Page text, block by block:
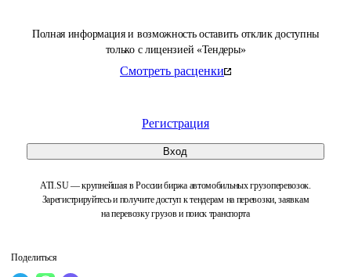
Полная информация и возможность оставить отклик доступны
только с лицензией «Тендеры»
Смотреть расценки
Регистрация
Вход
ATI.SU — крупнейшая в России биржа автомобильных грузоперевозок.
Зарегистрируйтесь и получите доступ к тендерам на перевозки, заявкам
на перевозку грузов и поиск транспорта
Поделиться